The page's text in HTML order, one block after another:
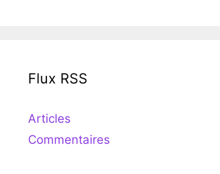
Flux RSS
Articles
Commentaires